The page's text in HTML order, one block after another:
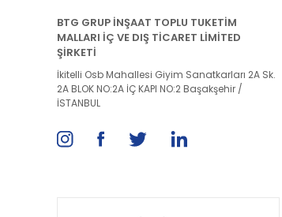
BTG GRUP İNŞAAT TOPLU TUKETİM
MALLARI İÇ VE DIŞ TİCARET LİMİTED
ŞİRKETİ
İkitelli Osb Mahallesi Giyim Sanatkarları 2A Sk.
2A BLOK NO:2A İÇ KAPI NO:2 Başakşehir /
İSTANBUL